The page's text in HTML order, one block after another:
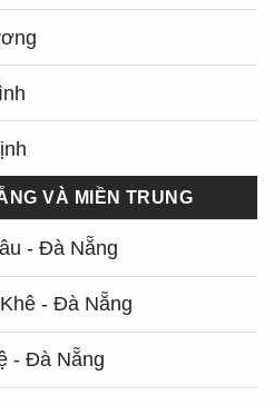
VÀ MIỀN TRUNG
- Đà Nẵng
- Đà Nẵng
- Đà Nẵng